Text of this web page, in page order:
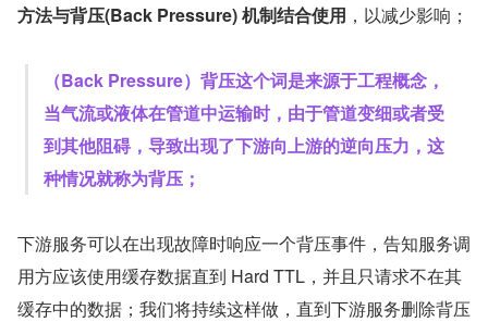
方法与背压(Back Pressure) 机制结合使用 ，以减少影响；
（Back Pressure）背压这个词是来源于工程概念，
当气流或液体在管道中运输时，由于管道变细或者受
到其他阻碍，导致出现了下游向上游的逆向压力，这
种情况就称为背压；
下游服务可以在出现故障时响应一个背压事件，告知服务调
用方应该使用缓存数据直到 Hard TTL，并且只请求不在其
缓存中的数据；我们将持续这样做，直到下游服务删除背压